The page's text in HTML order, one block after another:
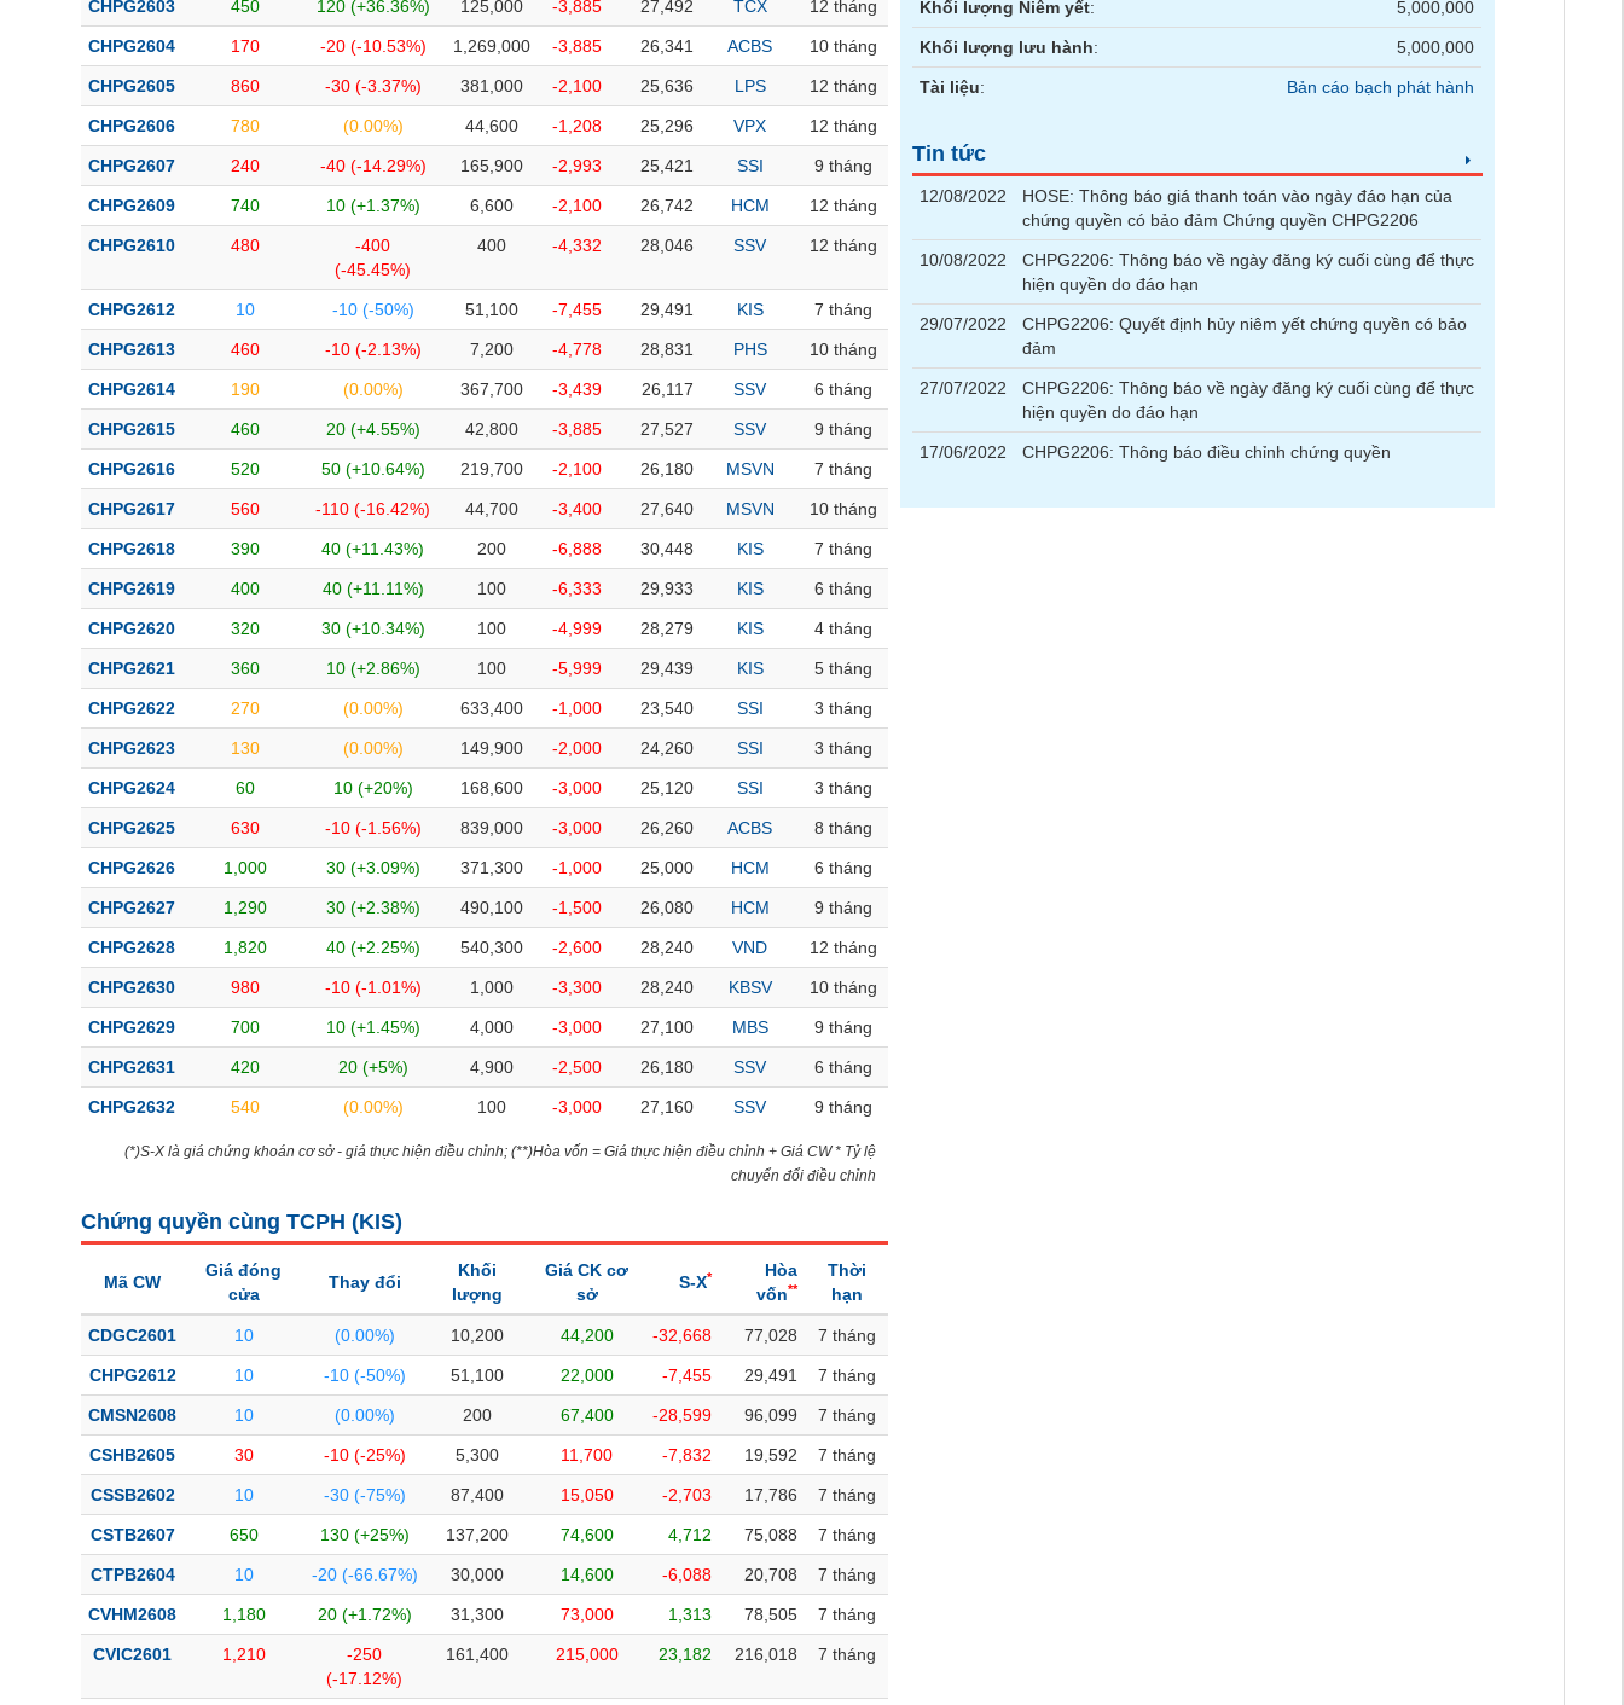
CHPG2603 450 120 (+36.36%) 125,000 -3,885 27,492 TCX 12 tháng
CHPG2604 170 -20 (-10.53%) 1,269,000 -3,885 26,341 ACBS 10 tháng
CHPG2605 860 -30 (-3.37%) 381,000 -2,100 25,636 LPS 12 tháng
CHPG2606 780 (0.00%) 44,600 -1,208 25,296 VPX 12 tháng
CHPG2607 240 -40 (-14.29%) 165,900 -2,993 25,421 SSI 9 tháng
CHPG2609 740 10 (+1.37%) 6,600 -2,100 26,742 HCM 12 tháng
CHPG2610 480
-400
(-45.45%)
400 -4,332 28,046 SSV 12 tháng
CHPG2612 10 -10 (-50%) 51,100 -7,455 29,491 KIS 7 tháng
CHPG2613 460 -10 (-2.13%) 7,200 -4,778 28,831 PHS 10 tháng
CHPG2614 190 (0.00%) 367,700 -3,439 26,117 SSV 6 tháng
CHPG2615 460 20 (+4.55%) 42,800 -3,885 27,527 SSV 9 tháng
CHPG2616 520 50 (+10.64%) 219,700 -2,100 26,180 MSVN 7 tháng
CHPG2617 560 -110 (-16.42%) 44,700 -3,400 27,640 MSVN 10 tháng
CHPG2618 390 40 (+11.43%) 200 -6,888 30,448 KIS 7 tháng
CHPG2619 400 40 (+11.11%) 100 -6,333 29,933 KIS 6 tháng
CHPG2620 320 30 (+10.34%) 100 -4,999 28,279 KIS 4 tháng
CHPG2621 360 10 (+2.86%) 100 -5,999 29,439 KIS 5 tháng
CHPG2622 270 (0.00%) 633,400 -1,000 23,540 SSI 3 tháng
CHPG2623 130 (0.00%) 149,900 -2,000 24,260 SSI 3 tháng
CHPG2624 60 10 (+20%) 168,600 -3,000 25,120 SSI 3 tháng
CHPG2625 630 -10 (-1.56%) 839,000 -3,000 26,260 ACBS 8 tháng
CHPG2626 1,000 30 (+3.09%) 371,300 -1,000 25,000 HCM 6 tháng
CHPG2627 1,290 30 (+2.38%) 490,100 -1,500 26,080 HCM 9 tháng
CHPG2628 1,820 40 (+2.25%) 540,300 -2,600 28,240 VND 12 tháng
CHPG2630 980 -10 (-1.01%) 1,000 -3,300 28,240 KBSV 10 tháng
CHPG2629 700 10 (+1.45%) 4,000 -3,000 27,100 MBS 9 tháng
CHPG2631 420 20 (+5%) 4,900 -2,500 26,180 SSV 6 tháng
CHPG2632 540 (0.00%) 100 -3,000 27,160 SSV 9 tháng
(*)S-X là giá chứng khoán cơ sở - giá thực hiện điều chỉnh; (**)Hòa vốn = Giá thực hiện điều chỉnh + Giá CW * Tỷ lệ
chuyển đổi điều chỉnh
Chứng quyền cùng TCPH (KIS)
Mã CW
Giá đóng
cửa
Thay đổi
Khối
lượng
Giá CK cơ
sở
S-X*
Hòa
vốn**
Thời
hạn
CDGC2601 10 (0.00%) 10,200 44,200 -32,668 77,028 7 tháng
CHPG2612 10 -10 (-50%) 51,100 22,000 -7,455 29,491 7 tháng
CMSN2608 10 (0.00%) 200 67,400 -28,599 96,099 7 tháng
CSHB2605 30 -10 (-25%) 5,300 11,700 -7,832 19,592 7 tháng
CSSB2602 10 -30 (-75%) 87,400 15,050 -2,703 17,786 7 tháng
CSTB2607 650 130 (+25%) 137,200 74,600 4,712 75,088 7 tháng
CTPB2604 10 -20 (-66.67%) 30,000 14,600 -6,088 20,708 7 tháng
CVHM2608 1,180 20 (+1.72%) 31,300 73,000 1,313 78,505 7 tháng
CVIC2601 1,210
-250
(-17.12%)
161,400 215,000 23,182 216,018 7 tháng
Khối lượng Niêm yết: 5,000,000
Khối lượng lưu hành: 5,000,000
Tài liệu: Bản cáo bạch phát hành
Tin tức
12/08/2022
HOSE: Thông báo giá thanh toán vào ngày đáo hạn của
chứng quyền có bảo đảm Chứng quyền CHPG2206
10/08/2022
CHPG2206: Thông báo về ngày đăng ký cuối cùng để thực
hiện quyền do đáo hạn
29/07/2022
CHPG2206: Quyết định hủy niêm yết chứng quyền có bảo
đảm
27/07/2022
CHPG2206: Thông báo về ngày đăng ký cuối cùng để thực
hiện quyền do đáo hạn
17/06/2022 CHPG2206: Thông báo điều chỉnh chứng quyền
Bài viết của tác giả(-)
Báo cáo phân tích (-)
Thuật ngữ(-)
Dịch vụ(-)
Đào tạo
Sách tài chính
Công cụ đầu tư
Truyền thông tài chính
Dữ liệu tài chính